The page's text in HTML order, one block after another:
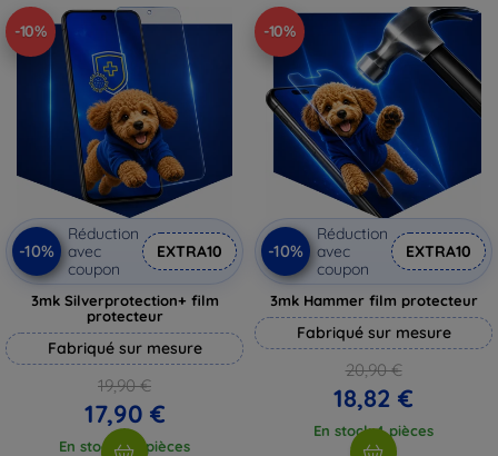
-10%
-10%
Réduction
avec
coupon
EXTRA10
3mk Silverprotection+ film
protecteur
Fabriqué sur mesure
19,90 €
17,90 €
En stock > 5 pièces
-10%
-10%
Réduction
avec
coupon
EXTRA10
3mk Hammer film protecteur
Fabriqué sur mesure
20,90 €
18,82 €
En stock 4 pièces